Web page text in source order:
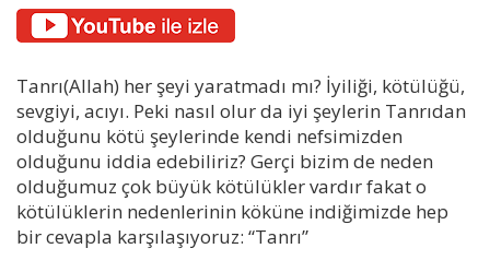
Tanrı(Allah) her şeyi yaratmadı mı? İyiliği, kötülüğü,
sevgiyi, acıyı. Peki nasıl olur da iyi şeylerin Tanrıdan
olduğunu kötü şeylerinde kendi nefsimizden
olduğunu iddia edebiliriz? Gerçi bizim de neden
olduğumuz çok büyük kötülükler vardır fakat o
kötülüklerin nedenlerinin köküne indiğimizde hep
bir cevapla karşılaşıyoruz: “Tanrı”